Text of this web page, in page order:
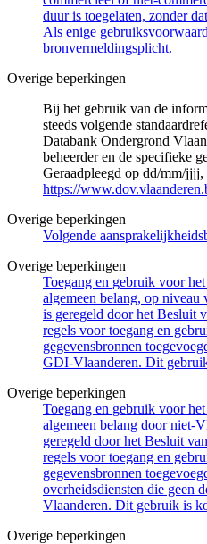
duur is toegelaten, zonder
Als enige
bronvermeldingsplicht.
Overige beperkingen
Bij het gebruik van de
steeds volgende
Databank Ondergrond
beheerder en de specifieke
Geraadpleegd op dd/mm/jjjj,
https://
Overige beperkingen
Volgende
Overige beperkingen
Toegang en gebruik voor
algemeen belang, op niveau
is geregeld door het Besluit
regels voor toegang en
gegevensbronnen
GDI-Vlaanderen. Dit
Overige beperkingen
Toegang en gebruik voor
algemeen belang door niet-
geregeld door het Besluit
regels voor toegang en
gegevensbronnen
overheidsdiensten die geen
Vlaanderen. Dit gebruik is
Overige beperkingen